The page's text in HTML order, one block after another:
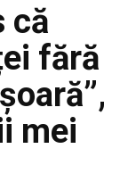
că
fără
mei